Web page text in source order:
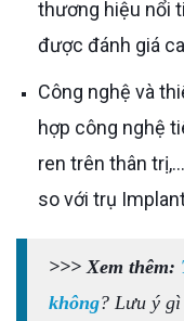
thương hiệu nổi
được đánh giá
Công nghệ và thiết bị: Trụ Implant Thuỵ Sĩ sẽ tích
hợp công nghệ
ren trên thân
so với trụ
>>> Xem thêm:
không? Lưu ý